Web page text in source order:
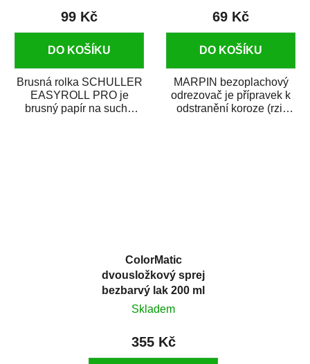
99 Kč
DO KOŠÍKU
Brusná rolka SCHULLER
EASYROLL PRO je
brusný papír na suché
69 Kč
DO KOŠÍKU
MARPIN bezoplachový
odrezovač je přípravek k
odstranění koroze (rzi)
ColorMatic
dvousložkový sprej
bezbarvý lak 200 ml
Skladem
355 Kč